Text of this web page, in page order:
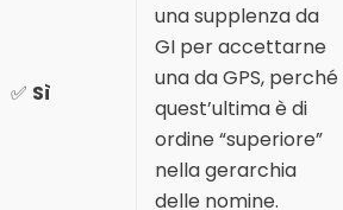
✅ Sì
una supplenza da
GI per accettarne
una da GPS, perché
quest’ultima è di
ordine “superiore”
nella gerarchia
delle nomine.